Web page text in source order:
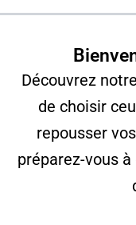
Découvrez
de choisir
repousser
préparez-vous